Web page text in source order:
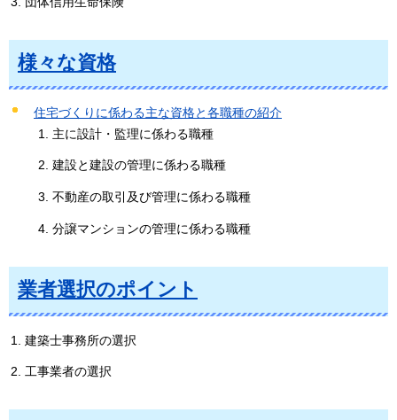
様々な資格
住宅づくりに係わる主な資格と各職種の紹介
主に設計・監理に係わる職種
建設と建設の管理に係わる職種
不動産の取引及び管理に係わる職種
分譲マンションの管理に係わる職種
業者選択のポイント
建築士事務所の選択
工事業者の選択